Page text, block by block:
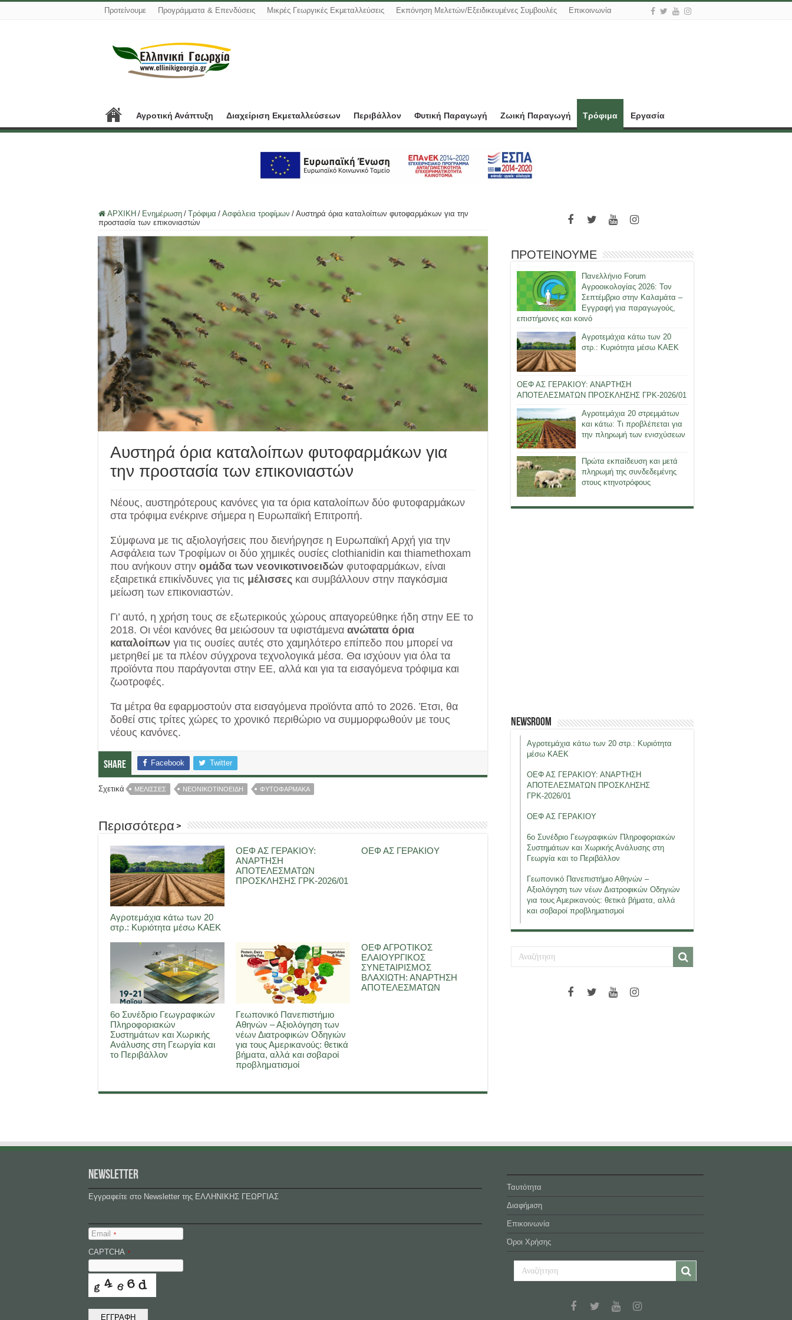
Προτείνουμε Προγράμματα & Επενδύσεις Μικρές Γεωργικές Εκμεταλλεύσεις Εκπόνηση Μελετών/Εξειδικευμένες Συμβουλές Επικοινωνία
Αγροτική Ανάπτυξη Διαχείριση Εκμεταλλεύσεων Περιβάλλον Φυτική Παραγωγή Ζωική Παραγωγή Τρόφιμα Εργασία
ΑΡΧΙΚΗ / Ενημέρωση / Τρόφιμα / Ασφάλεια τροφίμων / Αυστηρά όρια καταλοίπων φυτοφαρμάκων για την
προστασία των επικονιαστών
Αυστηρά όρια καταλοίπων φυτοφαρμάκων για
την προστασία των επικονιαστών
Νέους, αυστηρότερους κανόνες για τα όρια καταλοίπων δύο φυτοφαρμάκων
στα τρόφιμα ενέκρινε σήμερα η Ευρωπαϊκή Επιτροπή.
Σύμφωνα με τις αξιολογήσεις που διενήργησε η Ευρωπαϊκή Αρχή για την
Ασφάλεια των Τροφίμων οι δύο χημικές ουσίες clothianidin και thiamethoxam
που ανήκουν στην ομάδα των νεονικοτινοειδών φυτοφαρμάκων, είναι
εξαιρετικά επικίνδυνες για τις μέλισσες και συμβάλλουν στην παγκόσμια
μείωση των επικονιαστών.
Γι’ αυτό, η χρήση τους σε εξωτερικούς χώρους απαγορεύθηκε ήδη στην ΕΕ το
2018. Οι νέοι κανόνες θα μειώσουν τα υφιστάμενα ανώτατα όρια
καταλοίπων για τις ουσίες αυτές στο χαμηλότερο επίπεδο που μπορεί να
μετρηθεί με τα πλέον σύγχρονα τεχνολογικά μέσα. Θα ισχύουν για όλα τα
προϊόντα που παράγονται στην ΕΕ, αλλά και για τα εισαγόμενα τρόφιμα και
ζωοτροφές.
Τα μέτρα θα εφαρμοστούν στα εισαγόμενα προϊόντα από το 2026. Έτσι, θα
δοθεί στις τρίτες χώρες το χρονικό περιθώριο να συμμορφωθούν με τους
νέους κανόνες.
Share Facebook Twitter
Σχετικά ΜΕΛΙΣΣΕΣ ΝΕΟΝΙΚΟΤΙΝΟΕΙΔΗ ΦΥΤΟΦΑΡΜΑΚΑ
Περισσότερα >
Αγροτεμάχια κάτω των 20
στρ.: Κυριότητα μέσω ΚΑΕΚ
ΟΕΦ ΑΣ ΓΕΡΑΚΙΟΥ:
ΑΝΑΡΤΗΣΗ
ΑΠΟΤΕΛΕΣΜΑΤΩΝ
ΠΡΟΣΚΛΗΣΗΣ ΓΡΚ-2026/01
ΟΕΦ ΑΣ ΓΕΡΑΚΙΟΥ
6ο Συνέδριο Γεωγραφικών
Πληροφοριακών
Συστημάτων και Χωρικής
Ανάλυσης στη Γεωργία και
το Περιβάλλον
Γεωπονικό Πανεπιστήμιο
Αθηνών – Αξιολόγηση των
νέων Διατροφικών Οδηγιών
για τους Αμερικανούς: θετικά
βήματα, αλλά και σοβαροί
προβληματισμοί
ΟΕΦ ΑΓΡΟΤΙΚΟΣ
ΕΛΑΙΟΥΡΓΙΚΟΣ
ΣΥΝΕΤΑΙΡΙΣΜΟΣ
ΒΛΑΧΙΩΤΗ: ΑΝΑΡΤΗΣΗ
ΑΠΟΤΕΛΕΣΜΑΤΩΝ
ΠΡΟΤΕΙΝΟΥΜΕ
Πανελλήνιο Forum
Αγροοικολογίας 2026: Τον
Σεπτέμβριο στην Καλαμάτα –
Εγγραφή για παραγωγούς,
επιστήμονες και κοινό
Αγροτεμάχια κάτω των 20
στρ.: Κυριότητα μέσω ΚΑΕΚ
ΟΕΦ ΑΣ ΓΕΡΑΚΙΟΥ: ΑΝΑΡΤΗΣΗ
ΑΠΟΤΕΛΕΣΜΑΤΩΝ ΠΡΟΣΚΛΗΣΗΣ ΓΡΚ-2026/01
Αγροτεμάχια 20 στρεμμάτων
και κάτω: Τι προβλέπεται για
την πληρωμή των ενισχύσεων
Πρώτα εκπαίδευση και μετά
πληρωμή της συνδεδεμένης
στους κτηνοτρόφους
Newsroom
Αγροτεμάχια κάτω των 20 στρ.: Κυριότητα
μέσω ΚΑΕΚ
ΟΕΦ ΑΣ ΓΕΡΑΚΙΟΥ: ΑΝΑΡΤΗΣΗ
ΑΠΟΤΕΛΕΣΜΑΤΩΝ ΠΡΟΣΚΛΗΣΗΣ
ΓΡΚ-2026/01
ΟΕΦ ΑΣ ΓΕΡΑΚΙΟΥ
6ο Συνέδριο Γεωγραφικών Πληροφοριακών
Συστημάτων και Χωρικής Ανάλυσης στη
Γεωργία και το Περιβάλλον
Γεωπονικό Πανεπιστήμιο Αθηνών –
Αξιολόγηση των νέων Διατροφικών Οδηγιών
για τους Αμερικανούς: θετικά βήματα, αλλά
και σοβαροί προβληματισμοί
NEWSLETTER
Εγγραφείτε στο Newsletter της ΕΛΛΗΝΙΚΗΣ ΓΕΩΡΓΙΑΣ
Email *
CAPTCHA *
ΕΓΓΡΑΦΗ
Ταυτότητα
Διαφήμιση
Επικοινωνία
Όροι Χρήσης